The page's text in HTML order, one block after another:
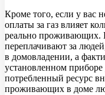
Кроме того, если у вас
оплаты за газ влияет
реально проживающих.
переплачивают за
в домовладении, а
установленном приборе
потребленный ресурс
проживающих в доме